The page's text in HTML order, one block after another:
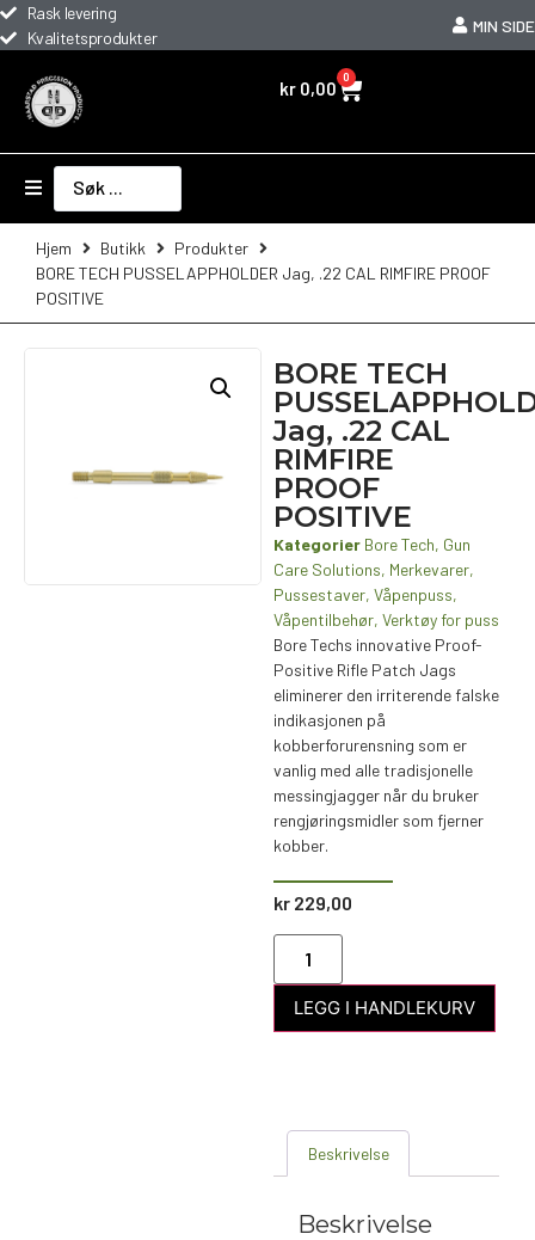
Rask levering
Kvalitetsprodukter
MIN SIDE
kr 0,00
0
Hjem Butikk
Produkter
BORE TECH PUSSELAPPHOLDER Jag, .22 CAL RIMFIRE PROOF
POSITIVE
BORE TECH
Jag, .22 CAL
RIMFIRE
PROOF
POSITIVE
Kategorier Bore Tech, Gun
Care Solutions, Merkevarer,
Pussestaver, Våpenpuss,
Våpentilbehør, Verktøy for puss
Bore Techs innovative Proof-
Positive Rifle Patch Jags
eliminerer den irriterende falske
indikasjonen på
kobberforurensning som er
vanlig med alle tradisjonelle
messingjagger når du bruker
rengjøringsmidler som fjerner
kobber.
kr229,00
LEGG I HANDLEKURV
Beskrivelse
Beskrivelse